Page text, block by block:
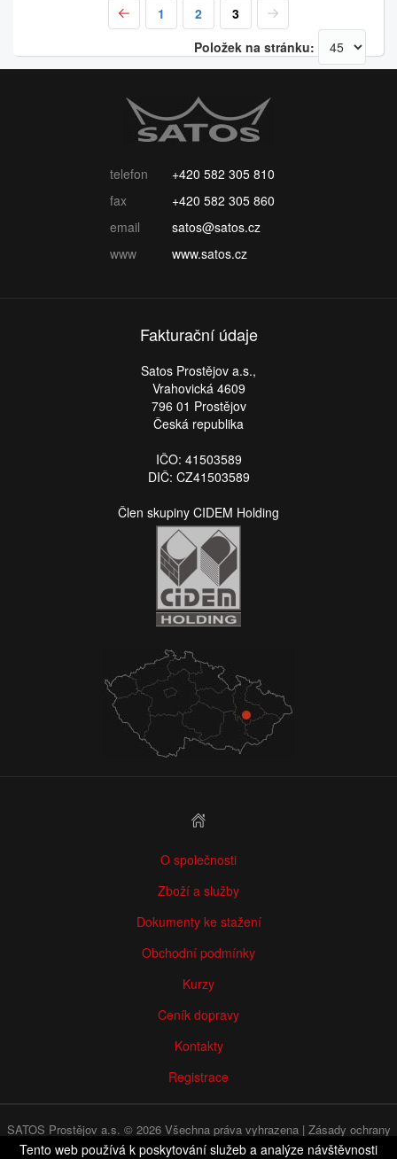
1 2
3
Položek na stránku:
telefon
+420 582 305 810
fax
+420 582 305 860
email
satos@satos.cz
www
www.satos.cz
Fakturační údaje
Satos Prostějov a.s.,
Vrahovická 4609
796 01 Prostějov
Česká republika
IČO: 41503589
DIČ: CZ41503589
Člen skupiny CIDEM Holding
O společnosti
Zboží a služby
Dokumenty ke stažení
Obchodní podmínky
Kurzy
Ceník dopravy
Kontakty
Registrace
SATOS Prostějov a.s. © 2026 Všechna práva vyhrazena | Zásady ochrany
osobních údajů WHISTLEBLOWING
Tento web používá k poskytování služeb a analýze návštěvnosti